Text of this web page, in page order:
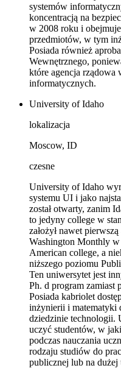
systemów
koncentracją na
w 2008 roku i
przedmiotów, w tym
Posiada również
Wewnętrznego,
które agencja rządowa
informatycznych.
University of Idaho
lokalizacja
Moscow, ID
czesne
University of Idaho
systemu UI i jako
został otwarty, zanim
to jedyny college w
założył nawet
Washington Monthly
American college, a
niższego poziomu
Ten uniwersytet jest
Ph. d program zamiast
Posiada kabriolet
inżynierii i matematyki
dziedzinie technologii.
uczyć studentów, w
podczas nauczania
rodzaju studiów do
publicznej lub na dużej